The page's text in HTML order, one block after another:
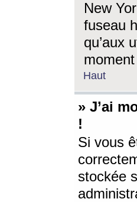
New
fuseau
qu’aux
Haut
» J’ai
!
Si vous
stockée